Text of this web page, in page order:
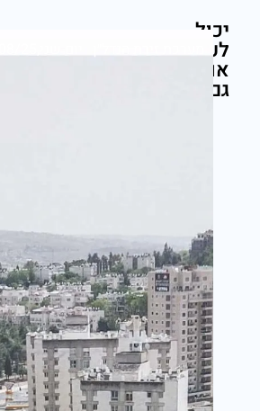
יכול
לעניין
אותך
גם